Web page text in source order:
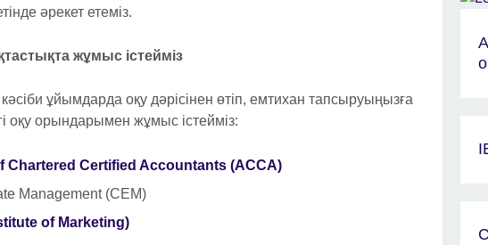
әрекет етеміз.
жұмыс істейміз
ұйымдарда оқу дәрісінен өтіп, емтихан тапсыруыңызға
оқу орындарымен жұмыс істейміз:
Chartered Certified Accountants (ACCA)
Management (CEM)
of Marketing)